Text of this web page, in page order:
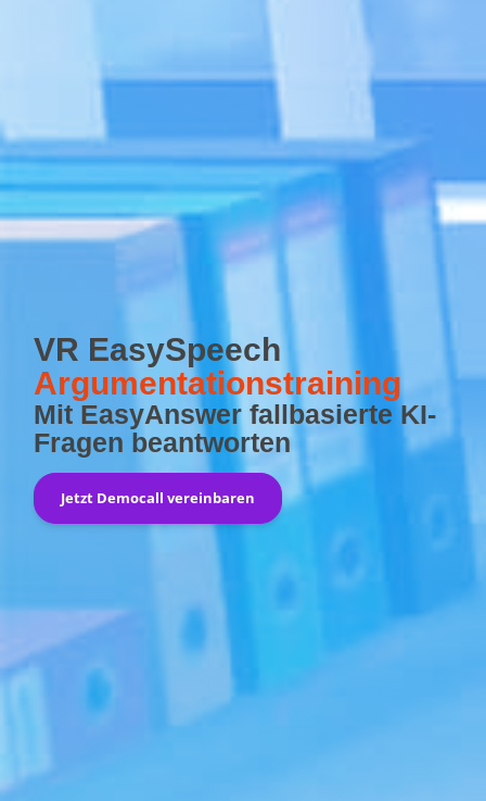
VR EasySpeech
Argumentationstraining
Mit EasyAnswer fallbasierte KI-
Fragen beantworten
Jetzt Democall vereinbaren